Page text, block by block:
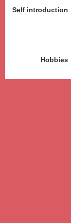
Self introduction
Hobbies